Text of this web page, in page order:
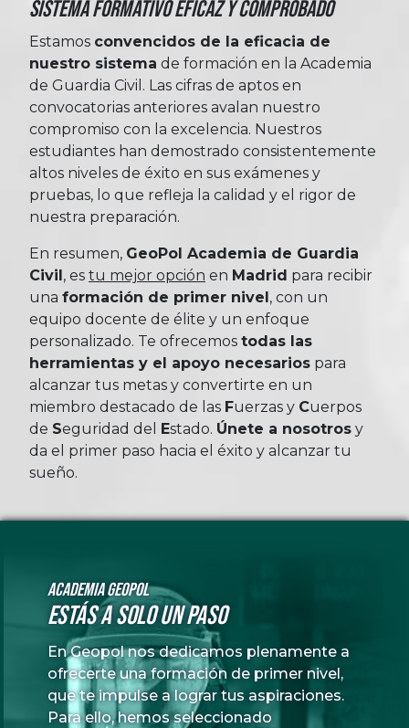
Sistema Formativo Eficaz y Comprobado
Estamos convencidos de la eficacia de
nuestro sistema de formación en la Academia
de Guardia Civil. Las cifras de aptos en
convocatorias anteriores avalan nuestro
compromiso con la excelencia. Nuestros
estudiantes han demostrado consistentemente
altos niveles de éxito en sus exámenes y
pruebas, lo que refleja la calidad y el rigor de
nuestra preparación.
En resumen, GeoPol Academia de Guardia
Civil , es tu mejor opción en Madrid para recibir
una formación de primer nivel , con un
equipo docente de élite y un enfoque
personalizado. Te ofrecemos todas las
herramientas y el apoyo necesarios para
alcanzar tus metas y convertirte en un
miembro destacado de las
Fuerzas y
Cuerpos
de
Seguridad del Estado. Únete a nosotros y
da el primer paso hacia el éxito y alcanzar tu
sueño.
Academia GeoPol
Estás a solo un paso
En Geopol nos dedicamos plenamente a
ofrecerte una formación de primer nivel,
que te impulse a lograr tus aspiraciones.
Para ello, hemos seleccionado